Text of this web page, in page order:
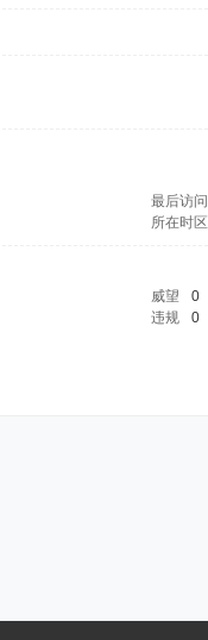
最后访问
所在时区
威望
0
违规
0